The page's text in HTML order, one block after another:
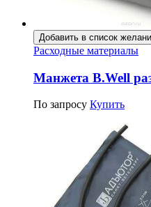
Добавить в список
Расходные материалы
Манжета B.Well
По запросу Купить